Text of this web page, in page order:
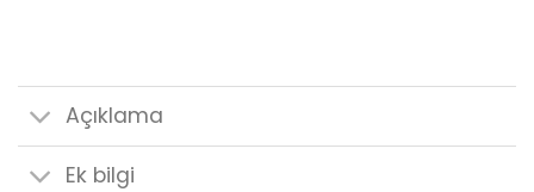
Açıklama
Ek bilgi